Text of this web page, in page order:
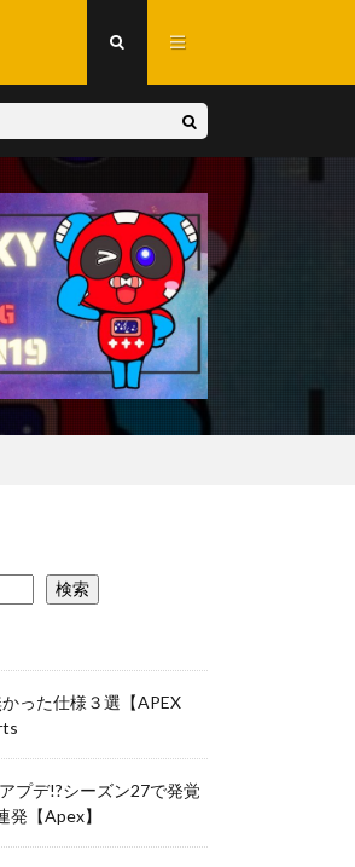
検索
った仕様３選【APEX
プデ!?シーズン27で発覚
発【Apex】